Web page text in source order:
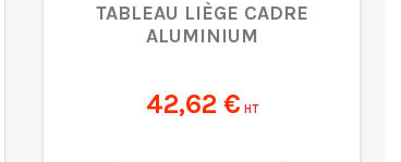
TABLEAU LIÈGE CADRE
ALUMINIUM
42,62 € HT